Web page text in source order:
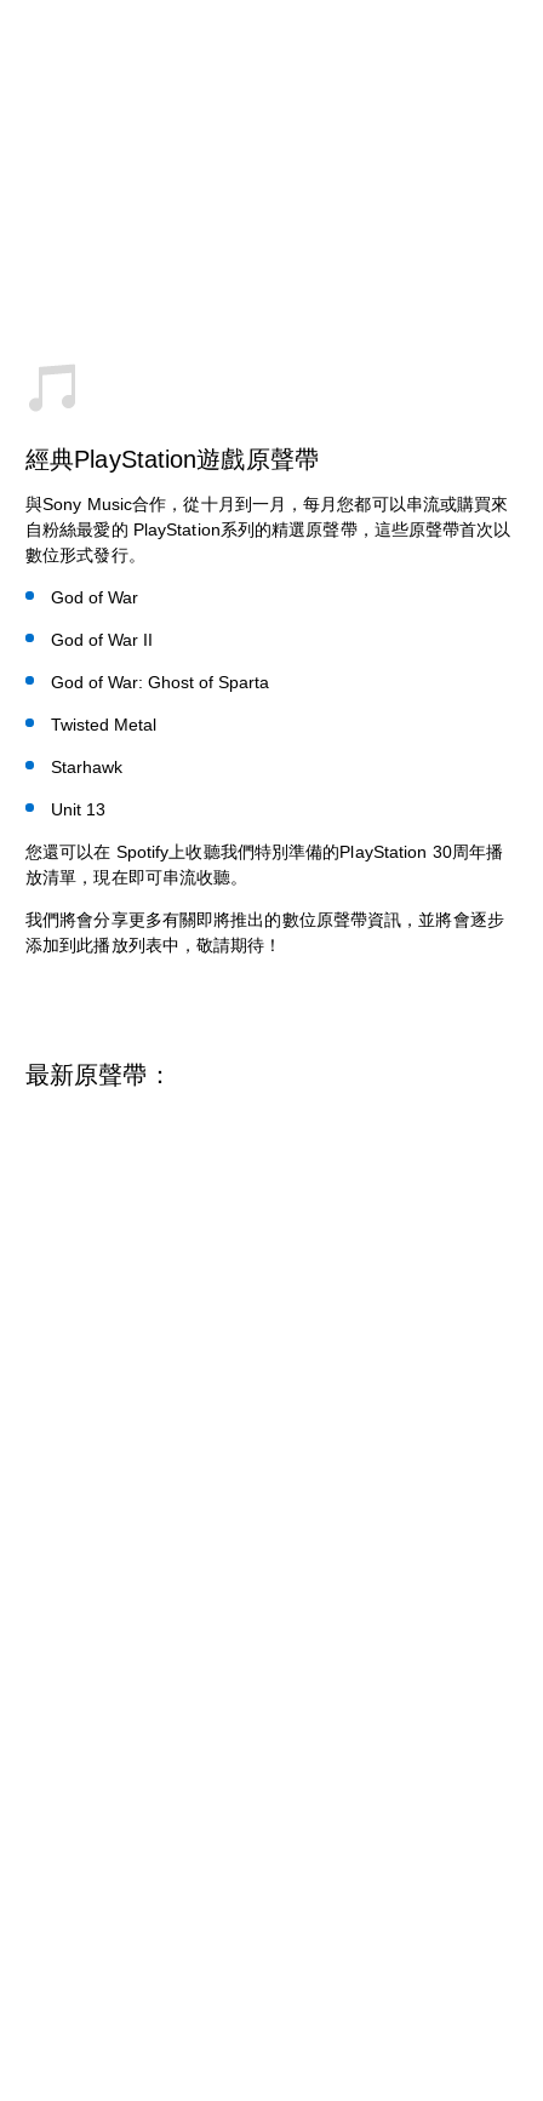
經典PlayStation遊戲原聲帶
與Sony Music合作，從十月到一月，每月您都可以串流或購買來
自粉絲最愛的 PlayStation系列的精選原聲帶，這些原聲帶首次以
數位形式發行。
God of War
God of War II
God of War: Ghost of Sparta
Twisted Metal
Starhawk
Unit 13
您還可以在 Spotify上收聽我們特別準備的PlayStation 30周年播
放清單，現在即可串流收聽。
我們將會分享更多有關即將推出的數位原聲帶資訊，並將會逐步
添加到此播放列表中，敬請期待！
最新原聲帶：